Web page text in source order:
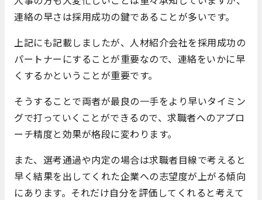
連絡の早さは採用成功の鍵であることが多いです。
上記にも記載しましたが、人材紹介会社を採用成功の
パートナーにすることが重要なので、連絡をいかに早
くするかということが重要です。
そうすることで両者が最良の一手をより早いタイミン
グで打っていくことができるので、求職者へのアプロ
ーチ精度と効果が格段に変わります。
また、選考通過や内定の場合は求職者目線で考えると
早く結果を出してくれた企業への志望度が上がる傾向
にあります。それだけ自分を評価してくれると考えて